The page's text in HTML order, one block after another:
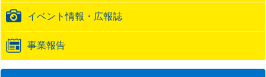
イベント情報・広報誌
事業報告